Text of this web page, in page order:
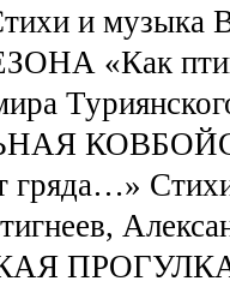
и музыка
«Как
гряда…»
ПРОГУЛКА